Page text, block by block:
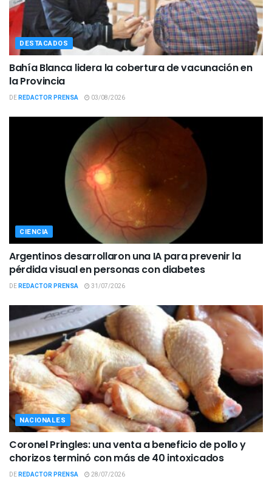
DESTACADOS
Bahía Blanca lidera la cobertura de vacunación en
la Provincia
DEREDACTOR PRENSA 03/08/2026
CIENCIA
Argentinos desarrollaron una IA para prevenir la
pérdida visual en personas con diabetes
DEREDACTOR PRENSA 31/07/2026
NACIONALES
Coronel Pringles: una venta a beneficio de pollo y
chorizos terminó con más de 40 intoxicados
DEREDACTOR PRENSA 28/07/2026